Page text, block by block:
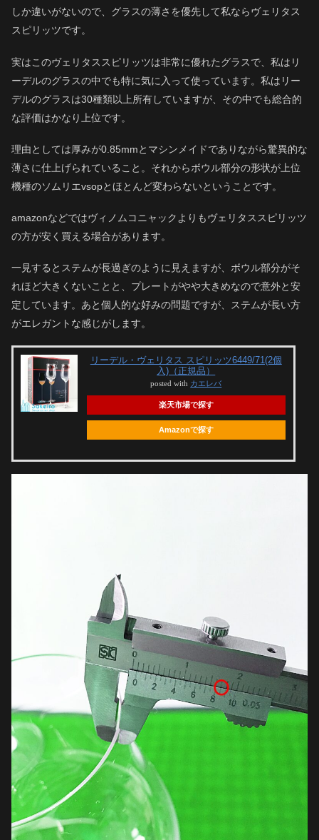
しか違いがないので、グラスの薄さを優先して私ならヴェリタス
スピリッツです。
実はこのヴェリタススピリッツは非常に優れたグラスで、私はリ
ーデルのグラスの中でも特に気に入って使っています。私はリー
デルのグラスは30種類以上所有していますが、その中でも総合的
な評価はかなり上位です。
理由としては厚みが0.85mmとマシンメイドでありながら驚異的な
薄さに仕上げられていること。それからボウル部分の形状が上位
機種のソムリエvsopとほとんど変わらないということです。
amazonなどではヴィノムコニャックよりもヴェリタススピリッツ
の方が安く買える場合があります。
一見するとステムが長過ぎのように見えますが、ボウル部分がそ
れほど大きくないことと、プレートがやや大きめなので意外と安
定しています。あと個人的な好みの問題ですが、ステムが長い方
がエレガントな感じがします。
リーデル・ヴェリタス スピリッツ6449/71(2個
入)（正規品）
posted with カエレバ
楽天市場で探す
Amazonで探す